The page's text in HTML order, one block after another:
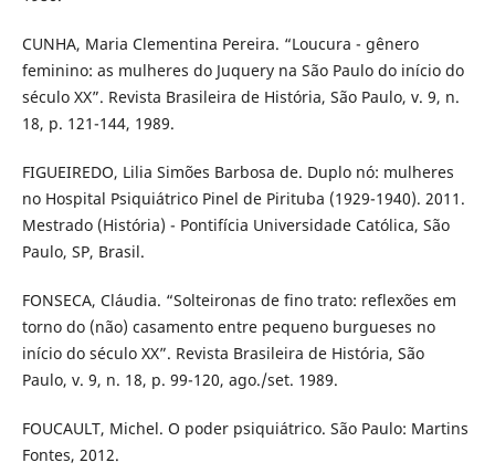
CUNHA, Maria Clementina Pereira. “Loucura - gênero
feminino: as mulheres do Juquery na São Paulo do início do
século XX”. Revista Brasileira de História, São Paulo, v. 9, n.
18, p. 121-144, 1989.
FIGUEIREDO, Lilia Simões Barbosa de. Duplo nó: mulheres
no Hospital Psiquiátrico Pinel de Pirituba (1929-1940). 2011.
Mestrado (História) - Pontifícia Universidade Católica, São
Paulo, SP, Brasil.
FONSECA, Cláudia. “Solteironas de fino trato: reflexões em
torno do (não) casamento entre pequeno burgueses no
início do século XX”. Revista Brasileira de História, São
Paulo, v. 9, n. 18, p. 99-120, ago./set. 1989.
FOUCAULT, Michel. O poder psiquiátrico. São Paulo: Martins
Fontes, 2012.